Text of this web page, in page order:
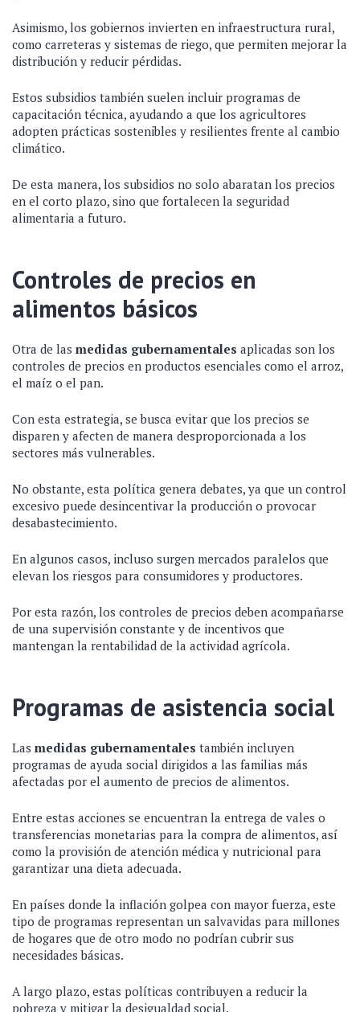
Asimismo, los gobiernos invierten en infraestructura rural,
como carreteras y sistemas de riego, que permiten mejorar la
distribución y reducir pérdidas.
Estos subsidios también suelen incluir programas de
capacitación técnica, ayudando a que los agricultores
adopten prácticas sostenibles y resilientes frente al cambio
climático.
De esta manera, los subsidios no solo abaratan los precios
en el corto plazo, sino que fortalecen la seguridad
alimentaria a futuro.
Controles de precios en
alimentos básicos
Otra de las medidas gubernamentales aplicadas son los
controles de precios en productos esenciales como el arroz,
el maíz o el pan.
Con esta estrategia, se busca evitar que los precios se
disparen y afecten de manera desproporcionada a los
sectores más vulnerables.
No obstante, esta política genera debates, ya que un control
excesivo puede desincentivar la producción o provocar
desabastecimiento.
En algunos casos, incluso surgen mercados paralelos que
elevan los riesgos para consumidores y productores.
Por esta razón, los controles de precios deben acompañarse
de una supervisión constante y de incentivos que
mantengan la rentabilidad de la actividad agrícola.
Programas de asistencia social
Las medidas gubernamentales también incluyen
programas de ayuda social dirigidos a las familias más
afectadas por el aumento de precios de alimentos.
Entre estas acciones se encuentran la entrega de vales o
transferencias monetarias para la compra de alimentos, así
como la provisión de atención médica y nutricional para
garantizar una dieta adecuada.
En países donde la inflación golpea con mayor fuerza, este
tipo de programas representan un salvavidas para millones
de hogares que de otro modo no podrían cubrir sus
necesidades básicas.
A largo plazo, estas políticas contribuyen a reducir la
pobreza y mitigar la desigualdad social.